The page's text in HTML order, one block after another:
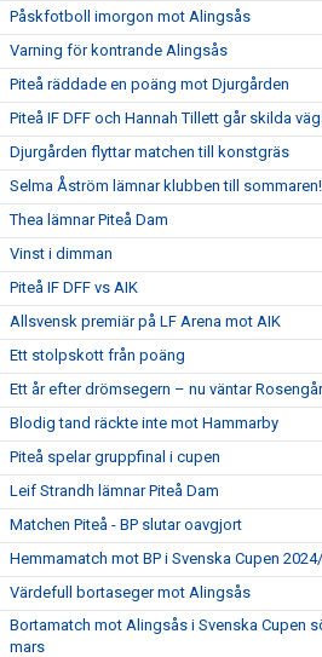
Påskfotboll imorgon mot Alingsås
Varning för kontrande Alingsås
Piteå räddade en poäng mot Djurgården
Piteå IF DFF och Hannah Tillett går skilda
Djurgården flyttar matchen till konstgräs
Selma Åström lämnar klubben till sommaren!
Thea lämnar Piteå Dam
Vinst i dimman
Piteå IF DFF vs AIK
Allsvensk premiär på LF Arena mot AIK
Ett stolpskott från poäng
Ett år efter drömsegern – nu väntar
Blodig tand räckte inte mot Hammarby
Piteå spelar gruppfinal i cupen
Leif Strandh lämnar Piteå Dam
Matchen Piteå - BP slutar oavgjort
Hemmamatch mot BP i Svenska Cupen
Värdefull bortaseger mot Alingsås
Bortamatch mot Alingsås i Svenska Cupen
mars